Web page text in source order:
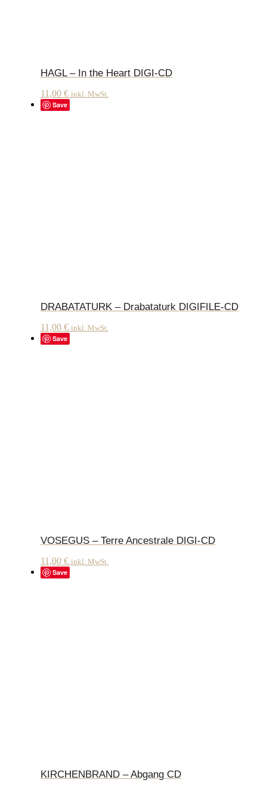
HAGL – In the Heart DIGI-CD
11,00 € inkl. MwSt.
Save
DRABATATURK – Drabataturk DIGIFILE-CD
11,00 € inkl. MwSt.
Save
VOSEGUS – Terre Ancestrale DIGI-CD
11,00 € inkl. MwSt.
Save
KIRCHENBRAND – Abgang CD